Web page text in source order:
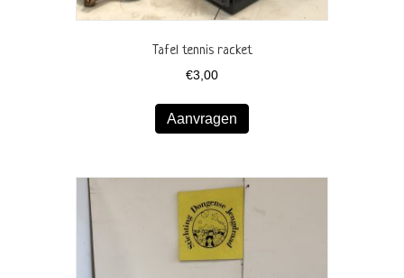
Tafel tennis racket
€3,00
Aanvragen